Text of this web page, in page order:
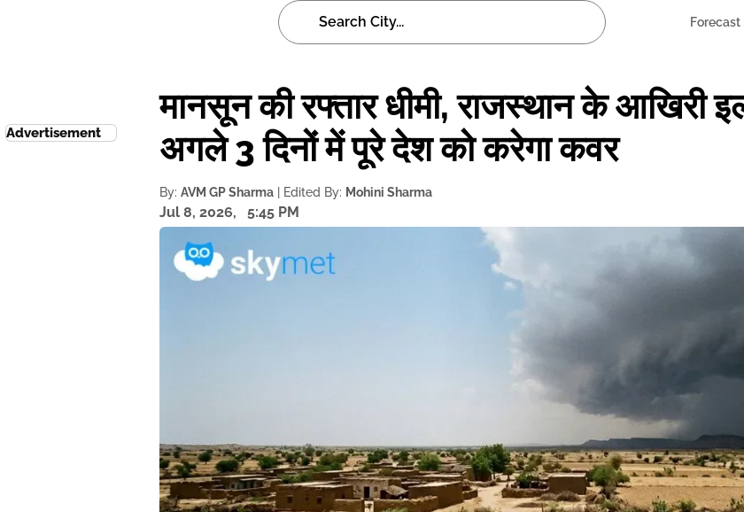
Forecast
Advertisement
मानसून की रफ्तार धीमी, राजस्थान के आखिरी
अगले 3 दिनों में पूरे देश को करेगा कवर
By:AVM GP Sharma | Edited By: Mohini Sharma
Jul 8, 2026, 5:45 PM